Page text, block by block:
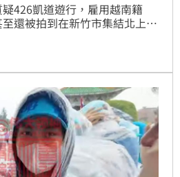
426凱道遊行，雇用越南籍
至還被拍到在新竹市集結北上，
具有人力仲介公司董事長的身
都是新住民以及新住民的親